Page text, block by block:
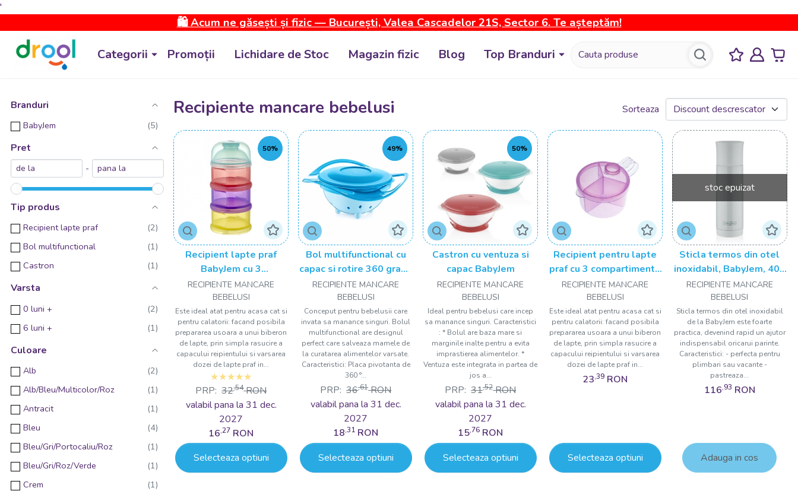
'
🛍️ Acum ne găsești și fizic — București, Valea Cascadelor 21S, Sector 6. Te așteptăm!
Categorii Promoții Lichidare de Stoc Magazin fizic Blog Top Branduri
Branduri
BabyJem
Pret
-
Tip produs
Recipient lapte praf
Bol multifunctional
Castron
Varsta
0 luni +
6 luni +
Culoare
Alb
Alb/Bleu/Multicolor/Roz
Antracit
Bleu
Bleu/Gri/Portocaliu/Roz
Bleu/Gri/Roz/Verde
Crem
Recipiente mancare bebelusi Sorteaza
50%
Recipient lapte praf
BabyJem cu 3
compartimente
RECIPIENTE MANCARE
BEBELUSI
Este ideal atat pentru acasa cat si
pentru calatorii: facand posibila
prepararea usoara a unui biberon
de lapte, prin simpla rasucire a
capacului reipientului si varsarea
dozei de lapte praf in...
PRP: 32,54 RON
valabil pana la 31 dec.
2027
16,27 RON
Selecteaza optiuni
49%
Bol multifunctional cu
capac si rotire 360 grade
BabyJem Amazing Bowl
RECIPIENTE MANCARE
BEBELUSI
Conceput pentru bebelusii care
invata sa manance singuri. Bolul
multifunctional are designul
perfect care salveaza mamele de
la curatarea alimentelor varsate.
Caracteristici: Placa pivotanta de
360 °...
PRP: 36,61 RON
valabil pana la 31 dec.
2027
18,31 RON
Selecteaza optiuni
50%
Castron cu ventuza si
capac BabyJem
RECIPIENTE MANCARE
BEBELUSI
Ideal pentru bebelusi care incep
sa manance singuri. Caracteristici
: * Bolul are baza mare si
marginile inalte pentru a evita
imprastierea alimentelor. *
Ventuza este integrata in partea de
jos a...
PRP: 31,52 RON
valabil pana la 31 dec.
2027
15,76 RON
Selecteaza optiuni
Recipient pentru lapte
praf cu 3 compartimente
BabyJem
RECIPIENTE MANCARE
BEBELUSI
Este ideal atat pentru acasa cat si
pentru calatorii: facand posibila
prepararea usoara a unui biberon
de lapte, prin simpla rasucire a
capacului reipientului si varsarea
dozei de lapte praf in...
23,39 RON
Selecteaza optiuni
stoc epuizat
Sticla termos din otel
inoxidabil, BabyJem, 400
ml
RECIPIENTE MANCARE
BEBELUSI
Sticla termos din otel inoxidabil
de la BabyJem este foarte
practica, devenind rapid un ajutor
indispensabil oricarui parinte.
Caracteristici: - perfecta pentru
plimbari sau vacante -
pastreaza...
116,93 RON
Adauga in cos